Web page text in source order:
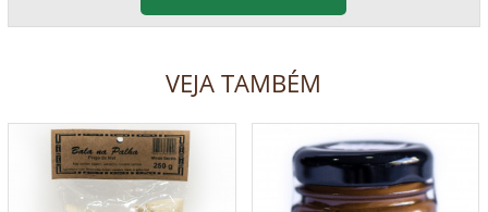
VEJA TAMBÉM